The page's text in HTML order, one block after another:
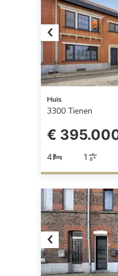
Previous
Huis
3300 Tienen
€
4 1
Previous